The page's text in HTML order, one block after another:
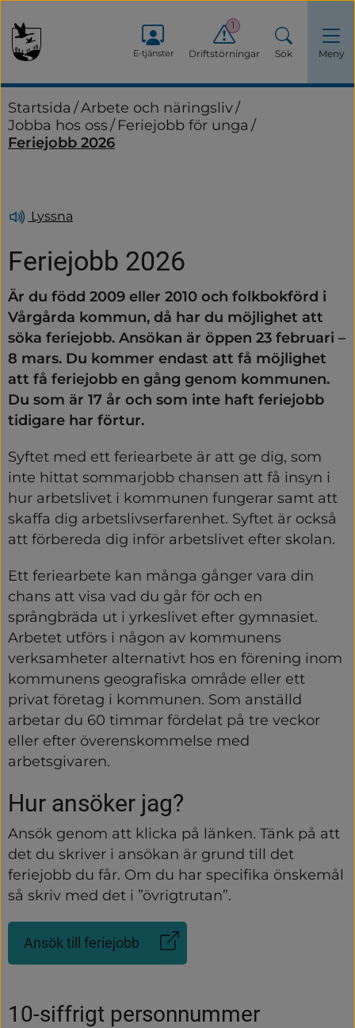
E-tjänster Driftstörningar
1
Sök Meny
Startsida /Arbete och näringsliv/
Jobba hos oss/ Feriejobb för unga /
Feriejobb 2026
Lyssna
Feriejobb 2026
Är du född 2009 eller 2010 och folkbokförd i
Vårgårda kommun, då har du möjlighet att
söka feriejobb. Ansökan är öppen 23 februari –
8 mars. Du kommer endast att få möjlighet
att få feriejobb en gång genom kommunen.
Du som är 17 år och som inte haft feriejobb
tidigare har förtur.
Syftet med ett feriearbete är att ge dig, som
inte hittat sommarjobb chansen att få insyn i
hur arbetslivet i kommunen fungerar samt att
skaffa dig arbetslivserfarenhet. Syftet är också
att förbereda dig inför arbetslivet efter skolan.
Ett feriearbete kan många gånger vara din
chans att visa vad du går för och en
språngbräda ut i yrkeslivet efter gymnasiet.
Arbetet utförs i någon av kommunens
verksamheter alternativt hos en förening inom
kommunens geografiska område eller ett
privat företag i kommunen. Som anställd
arbetar du 60 timmar fördelat på tre veckor
eller efter överenskommelse med
arbetsgivaren.
Hur ansöker jag?
Ansök genom att klicka på länken. Tänk på att
det du skriver i ansökan är grund till det
feriejobb du får. Om du har specifika önskemål
så skriv med det i ”övrigtrutan”.
Ansök till feriejobb
(Länk
till
10-siffrigt personnummer